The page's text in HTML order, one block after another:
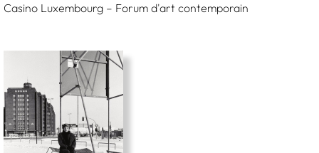
Casino Luxembourg – Forum d'art contemporain